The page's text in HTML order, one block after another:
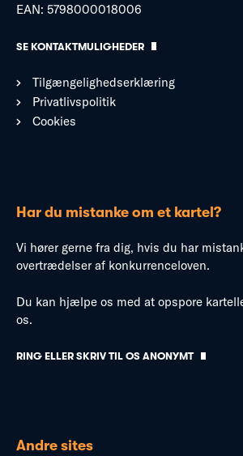
EAN: 5798000018006
SE KONTAKTMULIGHEDER
Tilgængelighedserklæring
Privatlivspolitik
Cookies
Har du mistanke om et kartel?
Vi hører gerne fra dig, hvis du har
overtrædelser af konkurrenceloven.
Du kan hjælpe os med at opspore
os.
RING ELLER SKRIV TIL OS ANONYMT
Andre sites